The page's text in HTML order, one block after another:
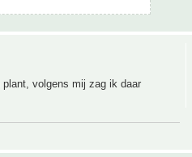
volgens mij zag ik daar